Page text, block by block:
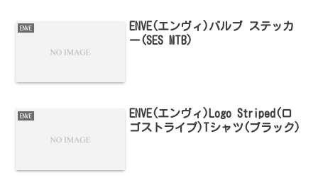
ENVE
ENVE(エンヴィ)バルブ ステッカ
ー(SES MTB)
ENVE
ENVE(エンヴィ)Logo Striped(ロ
ゴストライプ)Tシャツ(ブラック)